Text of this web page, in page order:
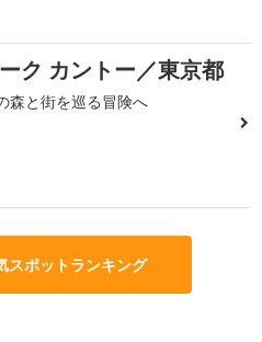
ク カントー／東京都
森と街を巡る冒険へ
スポットランキング